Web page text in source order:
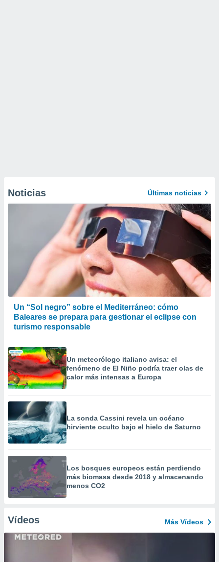
Noticias Últimas noticias
Un “Sol negro” sobre el Mediterráneo: cómo
Baleares se prepara para gestionar el eclipse con
turismo responsable
Un meteorólogo italiano avisa: el
fenómeno de El Niño podría traer olas de
calor más intensas a Europa
La sonda Cassini revela un océano
hirviente oculto bajo el hielo de Saturno
Los bosques europeos están perdiendo
más biomasa desde 2018 y almacenando
menos CO2
Vídeos Más Vídeos